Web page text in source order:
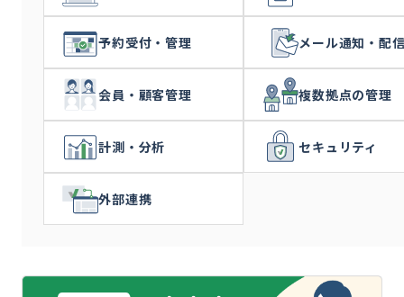
予約受付・管理 メール通知・配
会員・顧客管理 複数拠点の管理
計測・分析 セキュリティ
外部連携